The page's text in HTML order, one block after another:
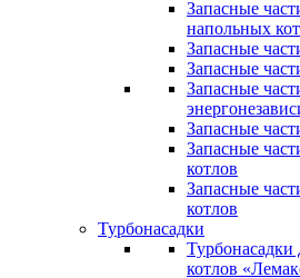
Запасные
напольных
Запасные
Запасные
Запасные
Запасные
Запасные
котлов
Запасные
котлов
Турбонасадки
Турбонасадки
котлов